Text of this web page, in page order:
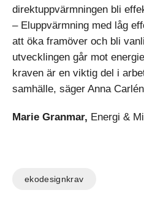
direktuppvärmningen bli
– Eluppvärmning med låg
att öka framöver och bli
utvecklingen går mot
kraven är en viktig del i
samhälle, säger Anna
Marie Granmar, Energi &
ekodesignkrav